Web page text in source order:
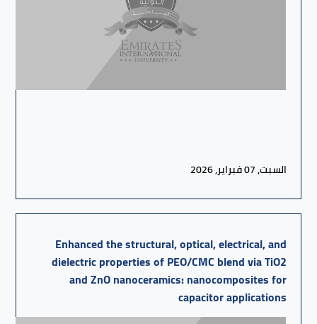
السبت, 07 فبراير, 2026
Enhanced the structural, optical, electrical, and
dielectric properties of PEO/CMC blend via TiO2
and ZnO nanoceramics: nanocomposites for
capacitor applications